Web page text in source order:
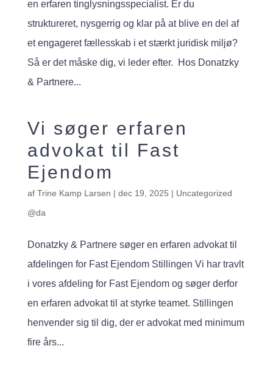
en erfaren tinglysningsspecialist. Er du
struktureret, nysgerrig og klar på at blive en del af
et engageret fællesskab i et stærkt juridisk miljø?
Så er det måske dig, vi leder efter. Hos Donatzky
& Partnere...
Vi søger erfaren
advokat til Fast
Ejendom
af Trine Kamp Larsen | dec 19, 2025 | Uncategorized
@da
Donatzky & Partnere søger en erfaren advokat til
afdelingen for Fast Ejendom Stillingen Vi har travlt
i vores afdeling for Fast Ejendom og søger derfor
en erfaren advokat til at styrke teamet. Stillingen
henvender sig til dig, der er advokat med minimum
fire års...